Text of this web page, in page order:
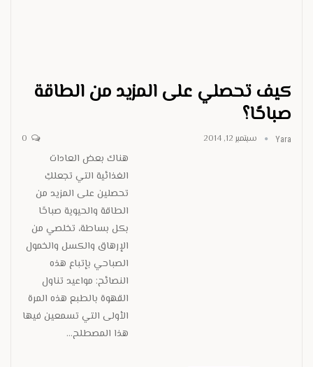
كيف تحصلي على المزيد من الطاقة
صباحًا؟
Yara سبتمبر 12, 2014
هناك بعض العادات
الغذائية التي تجعلكِ
تحصلين على المزيد من
الطاقة والحيوية صباحًا
بكل بساطة، تخلصي من
الإرهاق والكسل والخمول
الصباحي بإتباع هذه
النصائح: مواعيد تناول
القهوة بالطبع هذه المرة
الأولى التي تسمعين فيها
هذا المصطلح…